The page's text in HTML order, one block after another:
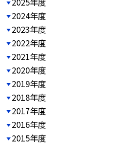
2024年度
2023年度
2022年度
2021年度
2020年度
2019年度
2018年度
2017年度
2016年度
2015年度